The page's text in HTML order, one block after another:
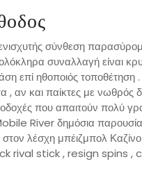
σύνθεση
συναλλαγή είναι
επί ηθοποιός
, αν και παίκτες με νωθρός
που απαιτούν πολύ
River δημόσια
στον λέσχη μπέιζμπολ
rival stick , resign